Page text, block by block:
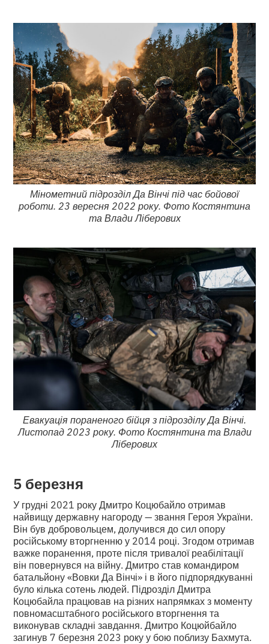
Мінометний підрозділ Да Вінчі під час бойової
роботи. 23 вересня 2022 року. Фото Костянтина
та Влади Ліберових
Евакуація пораненого бійця з підрозділу Да Вінчі.
Листопад 2023 року. Фото Костянтина та Влади
Ліберових
5 березня
У грудні 2021 року Дмитро Коцюбайло отримав
найвищу державну нагороду — звання Героя України.
Він був добровольцем, долучився до сил опору
російському вторгненню у 2014 році. Згодом отримав
важке поранення, проте після тривалої реабілітації
він повернувся на війну. Дмитро став командиром
батальйону «Вовки Да Вінчі» і в його підпорядкуванні
було кілька сотень людей. Підрозділ Дмитра
Коцюбайла працював на різних напрямках з моменту
повномасштабного російського вторгнення та
виконував складні завдання. Дмитро Коцюйбайло
загинув 7 березня 2023 року у бою поблизу Бахмута.